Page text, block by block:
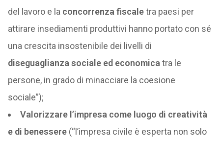
del lavoro e la concorrenza fiscaletra paesi per
attirare insediamenti produttivi hanno portato con sé
una crescita insostenibile dei livelli di
diseguaglianza sociale ed economica tra le
persone, in grado di minacciare la coesione
sociale”);
Valorizzare l’impresa come luogo di creatività
e di benessere(“l’impresa civile è esperta non solo